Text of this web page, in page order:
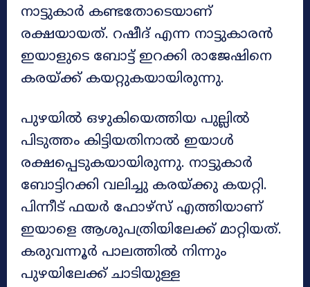
നാട്ടുകാർ കണ്ടതോടെയാണ്
രക്ഷയായത്. റഷീദ് എന്ന നാട്ടുകാരൻ
ഇയാളുടെ ബോട്ട് ഇറക്കി രാജേഷിനെ
കരയ്ക്ക് കയറ്റുകയായിരുന്നു.
പുഴയിൽ ഒഴുകിയെത്തിയ പുല്ലിൽ
പിടുത്തം കിട്ടിയതിനാൽ ഇയാൾ
രക്ഷപ്പെടുകയായിരുന്നു. നാട്ടുകാർ
ബോട്ടിറക്കി വലിച്ചു കരയ്ക്കു കയറ്റി.
പിന്നീട് ഫയർ ഫോഴ്സ് എത്തിയാണ്
ഇയാളെ ആശുപത്രിയിലേക്ക് മാറ്റിയത്.
കരുവന്നൂർ പാലത്തിൽ നിന്നും
പുഴയിലേക്ക് ചാടിയുള്ള